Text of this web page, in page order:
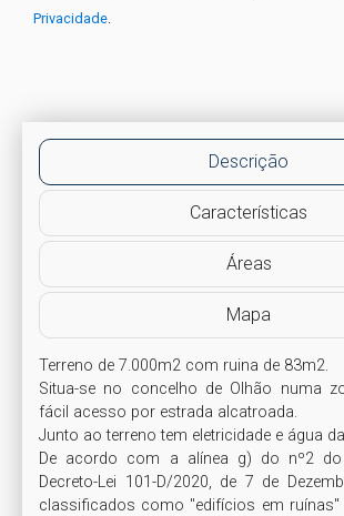
Privacidade
Descrição
Características
Áreas
Mapa
Terreno de 7.000m2 com ruina de 83m2.
Situa-se no concelho de Olhão numa
fácil acesso por estrada alcatroada.
Junto ao terreno tem eletricidade e água
De acordo com a alínea g) do nº2
Decreto-Lei 101-D/2020, de 7 de
classificados como "edifícios em ruínas"